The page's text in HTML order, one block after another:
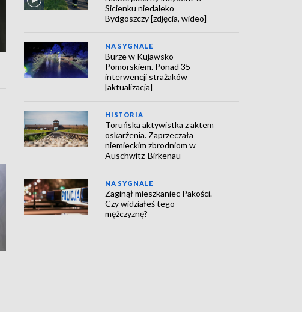
Sicienku niedaleko
Bydgoszczy [zdjęcia, wideo]
NA SYGNALE
Burze w Kujawsko-
Pomorskiem. Ponad 35
interwencji strażaków
[aktualizacja]
HISTORIA
Toruńska aktywistka z aktem
oskarżenia. Zaprzeczała
niemieckim zbrodniom w
Auschwitz-Birkenau
NA SYGNALE
Zaginął mieszkaniec Pakości.
Czy widziałeś tego
mężczyznę?